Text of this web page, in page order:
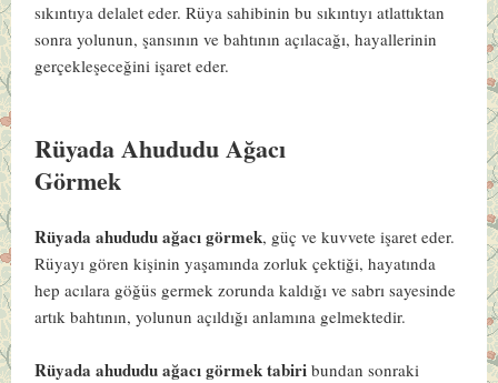
sıkıntıya delalet eder. Rüya sahibinin bu sıkıntıyı atlattıktan
sonra yolunun, şansının ve bahtının açılacağı, hayallerinin
gerçekleşeceğini işaret eder.
Rüyada Ahududu Ağacı
Görmek
Rüyada ahududu ağacı görmek, güç ve kuvvete işaret eder.
Rüyayı gören kişinin yaşamında zorluk çektiği, hayatında
hep acılara göğüs germek zorunda kaldığı ve sabrı sayesinde
artık bahtının, yolunun açıldığı anlamına gelmektedir.
Rüyada ahududu ağacı görmek tabiri bundan sonraki